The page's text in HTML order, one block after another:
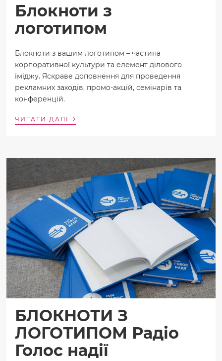
Блокноти з
логотипом
Блокноти з вашим логотипом – частина
корпоративної культури та елемент ділового
іміджу. Яскраве доповнення для проведення
рекламних заходів, промо-акцій, семінарів та
конференцій.
ЧИТАТИ ДАЛІ ›
БЛОКНОТИ З
ЛОГОТИПОМ Радіо
Голос надії